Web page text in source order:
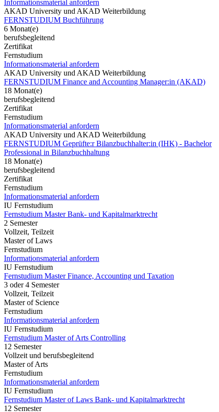
Informationsmaterial anfordern
AKAD University und AKAD Weiterbildung
FERNSTUDIUM Buchführung
6 Monat(e)
berufsbegleitend
Zertifikat
Fernstudium
Informationsmaterial anfordern
AKAD University und AKAD Weiterbildung
FERNSTUDIUM Finance and Accounting Manager:in (AKAD)
18 Monat(e)
berufsbegleitend
Zertifikat
Fernstudium
Informationsmaterial anfordern
AKAD University und AKAD Weiterbildung
FERNSTUDIUM Geprüfte:r Bilanzbuchhalter:in (IHK) - Bachelor
Professional in Bilanzbuchhaltung
18 Monat(e)
berufsbegleitend
Zertifikat
Fernstudium
Informationsmaterial anfordern
IU Fernstudium
Fernstudium Master Bank- und Kapitalmarktrecht
2 Semester
Vollzeit, Teilzeit
Master of Laws
Fernstudium
Informationsmaterial anfordern
IU Fernstudium
Fernstudium Master Finance, Accounting und Taxation
3 oder 4 Semester
Vollzeit, Teilzeit
Master of Science
Fernstudium
Informationsmaterial anfordern
IU Fernstudium
Fernstudium Master of Arts Controlling
12 Semester
Vollzeit und berufsbegleitend
Master of Arts
Fernstudium
Informationsmaterial anfordern
IU Fernstudium
Fernstudium Master of Laws Bank- und Kapitalmarktrecht
12 Semester